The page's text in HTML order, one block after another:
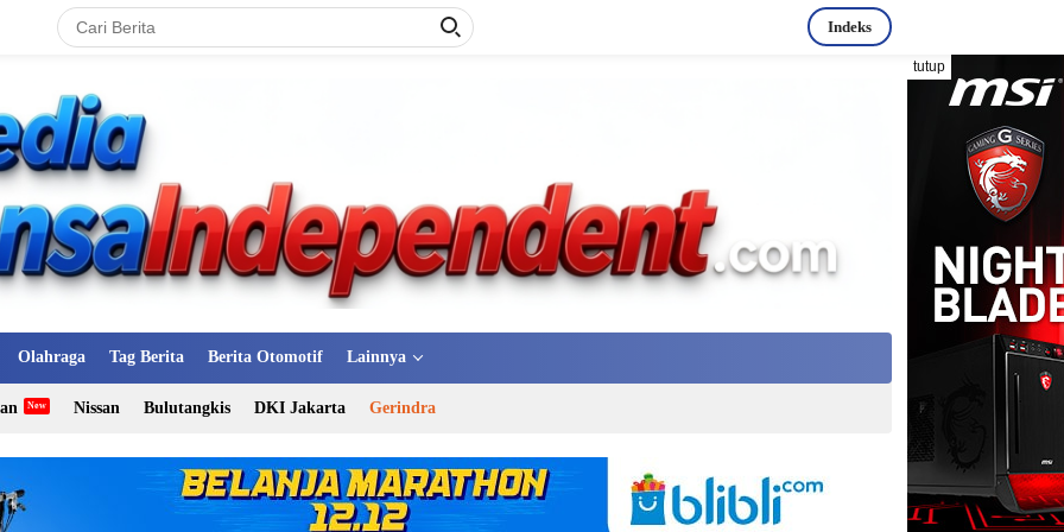
Indeks
tutup
Olahraga Tag Berita Berita Otomotif Lainnya
Nissan Bulutangkis DKI Jakarta Gerindra